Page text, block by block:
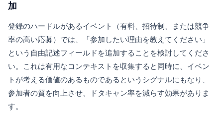
加
登録のハードルがあるイベント（有料、招待制、または競争
率の高い応募）では、「参加したい理由を教えてください」
という自由記述フィールドを追加することを検討してくださ
い。これは有用なコンテキストを収集すると同時に、イベン
トが考える価値のあるものであるというシグナルにもなり、
参加者の質を向上させ、ドタキャン率を減らす効果がありま
す。